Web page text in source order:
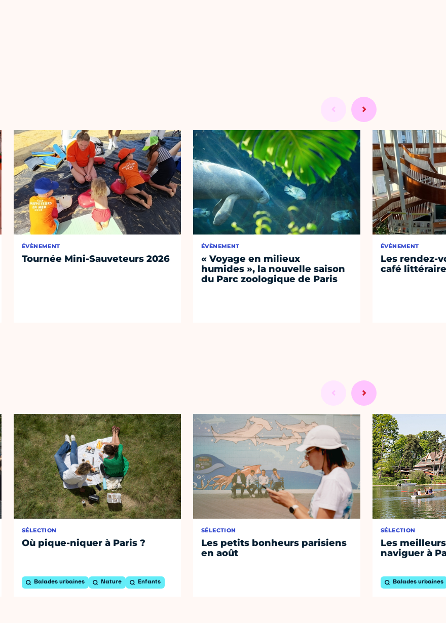
ÉVÈNEMENT
Tournée Mini-Sauveteurs 2026
ÉVÈNEMENT
« Voyage en milieux
humides », la nouvelle saison
du Parc zoologique de Paris
ÉVÈNEMENT
Les rendez-
café
SÉLECTION
Où pique-niquer à Paris ?
Balades urbaines Nature Enfants
SÉLECTION
Les petits bonheurs parisiens
en août
SÉLECTION
Les
naviguer à
Balades urbaines